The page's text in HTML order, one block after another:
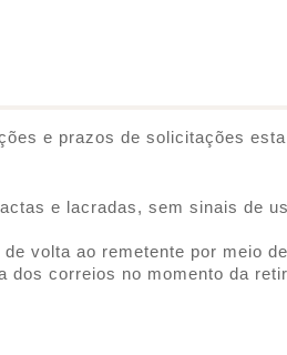
e prazos de solicitações
e lacradas, sem sinais de
volta ao remetente por meio
dos correios no momento da